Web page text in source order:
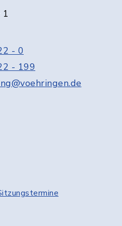
- 0
- 199